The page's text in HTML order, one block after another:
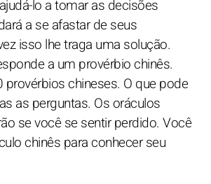
lo a tomar as decisões
a se afastar de seus
isso lhe traga uma solução.
a um provérbio chinês.
provérbios chineses. O que pode
as perguntas. Os oráculos
se você se sentir perdido. Você
chinês para conhecer seu